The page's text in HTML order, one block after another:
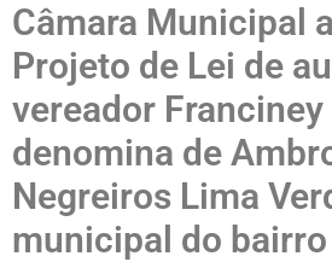
Câmara Municipal
Projeto de Lei de
vereador
denomina de
Negreiros Lima
municipal do